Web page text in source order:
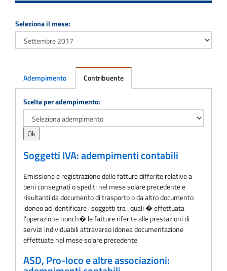
Seleziona il mese:
Adempimento Contribuente
Adempimento
Scelta per adempimento:
Soggetti IVA: adempimenti contabili
Emissione e registrazione delle fatture differite relative a
beni consegnati o spediti nel mese solare precedente e
risultanti da documento di trasporto o da altro documento
idoneo ad identificare i soggetti tra i quali � effettuata
l'operazione nonch� le fatture riferite alle prestazioni di
servizi individuabili attraverso idonea documentazione
effettuate nel mese solare precedente
ASD, Pro-loco e altre associazioni: